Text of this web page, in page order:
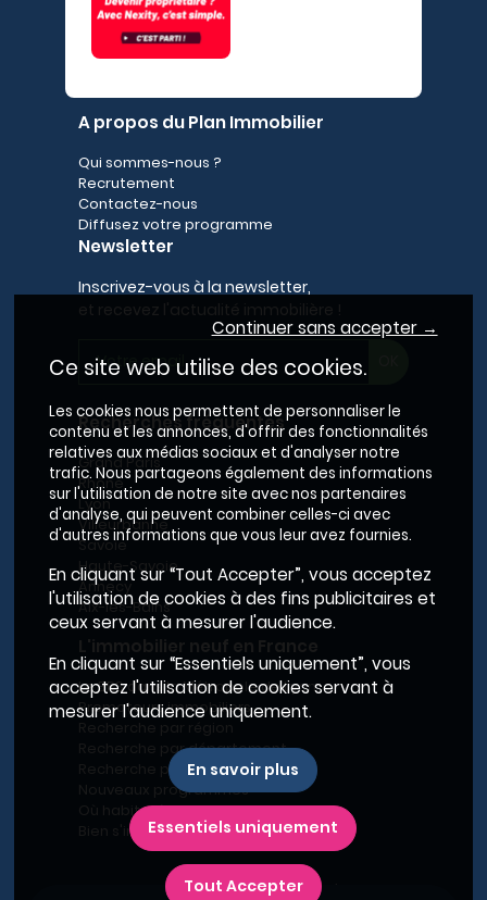
A propos du Plan Immobilier
Qui sommes-nous ?
Recrutement
Contactez-nous
Diffusez votre programme
Newsletter
Inscrivez-vous à la newsletter,
Recherches fréquentes
Grand Paris
Rhône
Lyon
Villeurbanne
Savoie
Haute-Savoie
Annecy
Aix-les-Bains
Le BRS dans la Métropole de Lyon
Promoteurs immobiliers
Recherche par département
Recherche par ville
Nouveaux programmes
Où habiter à Marseille ?
Bien s'installer
-
Conditions générales d’utilisation
Continuer sans accepter →
Ce site web utilise des cookies.
Les cookies nous permettent de personnaliser le
contenu et les annonces, d'offrir des fonctionnalités
relatives aux médias sociaux et d'analyser notre
trafic. Nous partageons également des informations
sur l'utilisation de notre site avec nos partenaires
d'analyse, qui peuvent combiner celles-ci avec
d'autres informations que vous leur avez fournies.
En cliquant sur “Tout Accepter”, vous acceptez
l'utilisation de cookies à des fins publicitaires et
ceux servant à mesurer l'audience.
En cliquant sur “Essentiels uniquement”, vous
acceptez l'utilisation de cookies servant à
mesurer l'audience uniquement.
En savoir plus
Essentiels uniquement
Tout Accepter